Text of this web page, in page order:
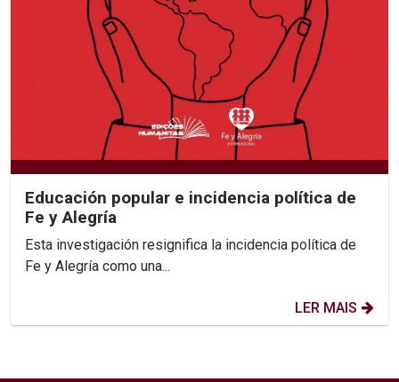
Educación popular e incidencia política de
Fe y Alegría
Esta investigación resignifica la incidencia política de
Fe y Alegría como una...
LER MAIS